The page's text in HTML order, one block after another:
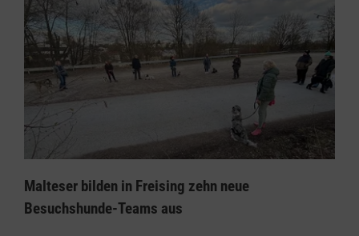
Malteser bilden in Freising zehn neue
Besuchshunde-Teams aus